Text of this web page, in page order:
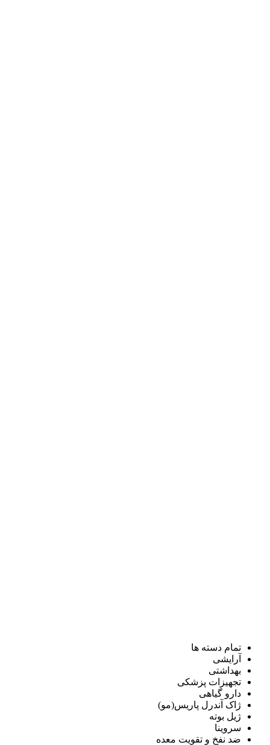
تمام دسته ها
آرایشی
بهداشتی
تجهیزات پزشکی
دارو گیاهی
ژاک آندرل پاریس(مو)
ژیل بوته
سروینا
ضد نفخ و تقویت معده